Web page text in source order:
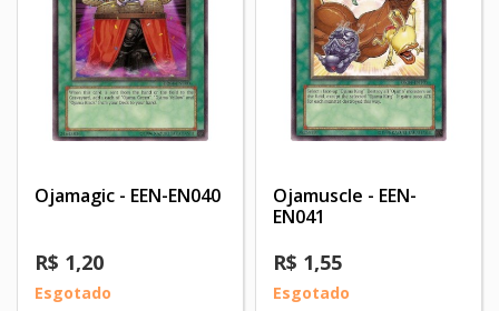
Ojamagic - EEN-EN040
R$ 1,20
Esgotado
Ojamuscle - EEN-
EN041
R$ 1,55
Esgotado